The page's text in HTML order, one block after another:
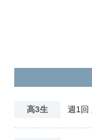
高3生 週1回